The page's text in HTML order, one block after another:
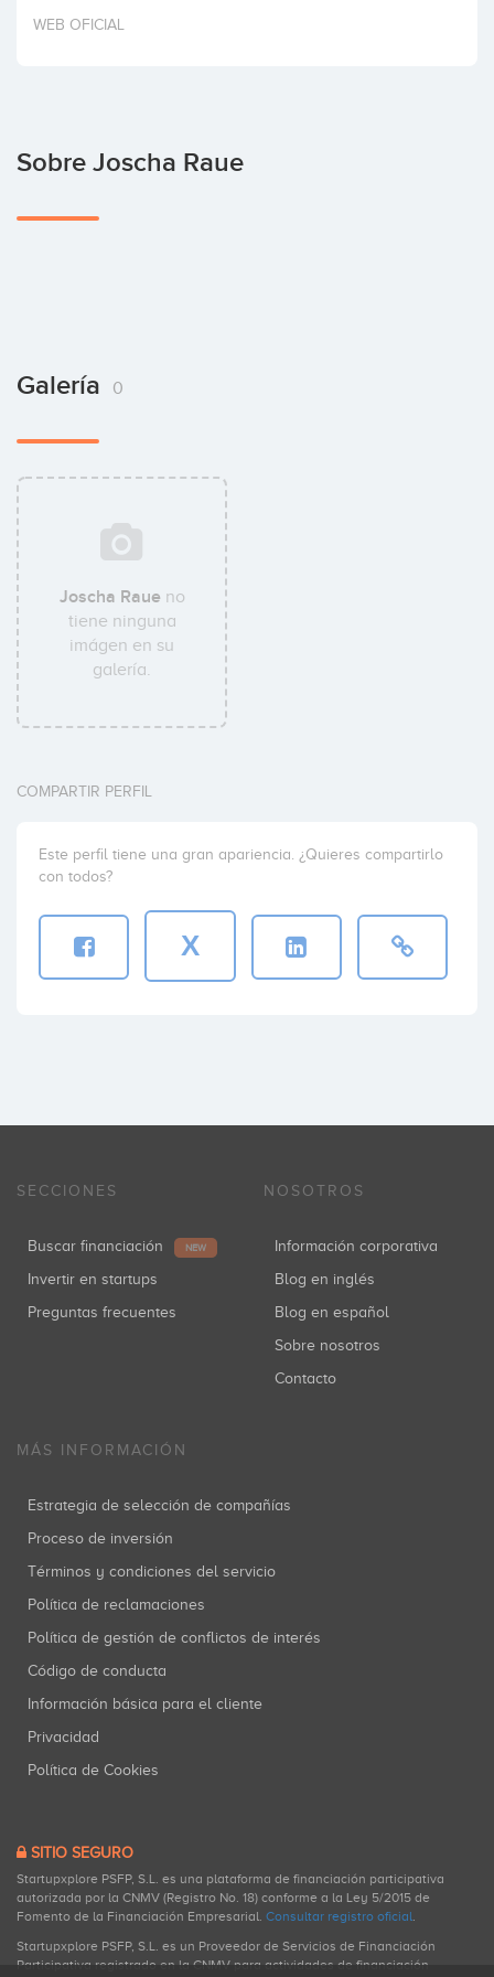
Invertir
WEB OFICIAL
Sobre Joscha Raue
Galería 0
Joscha Raueno
tiene ninguna
imágen en su
galería.
COMPARTIR PERFIL
Este perfil tiene una gran apariencia. ¿Quieres compartirlo
con todos?
X
SECCIONES
Buscar financiación NEW
Invertir en startups
Preguntas frecuentes
NOSOTROS
Información corporativa
Blog en inglés
Blog en español
Sobre nosotros
Contacto
MÁS INFORMACIÓN
Estrategia de selección de compañías
Proceso de inversión
Términos y condiciones del servicio
Política de reclamaciones
Política de gestión de conflictos de interés
Código de conducta
Información básica para el cliente
Privacidad
Política de Cookies
SITIO SEGURO
Startupxplore PSFP, S.L. es una plataforma de financiación participativa
autorizada por la CNMV (Registro No. 18) conforme a la Ley 5/2015 de
Fomento de la Financiación Empresarial. Consultar registro oficial.
Startupxplore PSFP, S.L. es un Proveedor de Servicios de Financiación
Participativa registrado en la CNMV para actividades de financiación